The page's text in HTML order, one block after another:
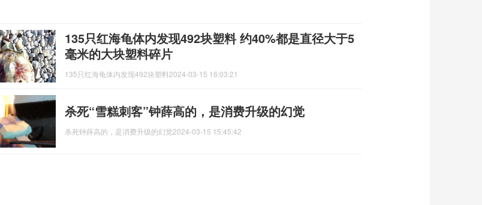
135只红海龟体内发现492块塑料 约40%都是直径大于5
毫米的大块塑料碎片
135只红海龟体内发现492块塑料2024-03-15 16:03:21
杀死“雪糕刺客”钟薛高的，是消费升级的幻觉
杀死钟薛高的，是消费升级的幻觉2024-03-15 15:45:42